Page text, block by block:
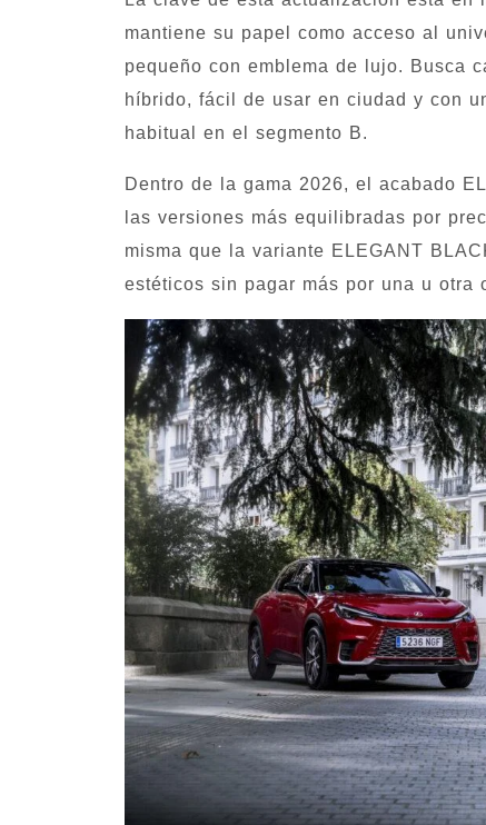
mantiene su papel como acceso al
pequeño con emblema de lujo. Busca
híbrido, fácil de usar en ciudad y con
habitual en el segmento B.
Dentro de la gama 2026, el acabado
las versiones más equilibradas por
misma que la variante ELEGANT
estéticos sin pagar más por una u otra